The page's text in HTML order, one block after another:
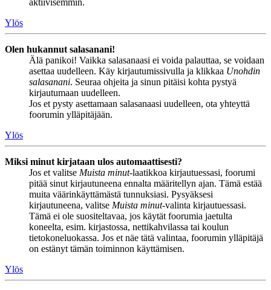
aktiivisemmin.
Ylös
Olen hukannut salasanani!
Älä panikoi! Vaikka salasanaasi ei voida palauttaa, se voidaan
asettaa uudelleen. Käy kirjautumissivulla ja klikkaa Unohdin
salasanani. Seuraa ohjeita ja sinun pitäisi kohta pystyä
kirjautumaan uudelleen.
Jos et pysty asettamaan salasanaasi uudelleen, ota yhteyttä
foorumin ylläpitäjään.
Ylös
Miksi minut kirjataan ulos automaattisesti?
Jos et valitse Muista minut-laatikkoa kirjautuessasi, foorumi
pitää sinut kirjautuneena ennalta määritellyn ajan. Tämä estää
muita väärinkäyttämästä tunnuksiasi. Pysyäksesi
kirjautuneena, valitse Muista minut-valinta kirjautuessasi.
Tämä ei ole suositeltavaa, jos käytät foorumia jaetulta
koneelta, esim. kirjastossa, nettikahvilassa tai koulun
tietokoneluokassa. Jos et näe tätä valintaa, foorumin ylläpitäjä
on estänyt tämän toiminnon käyttämisen.
Ylös